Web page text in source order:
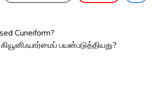
Cuneiform?
பயன்படுத்தியது?